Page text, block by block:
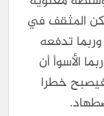
المثقف في
تدفعه
الأسوأ أن
فيصبح خطرا